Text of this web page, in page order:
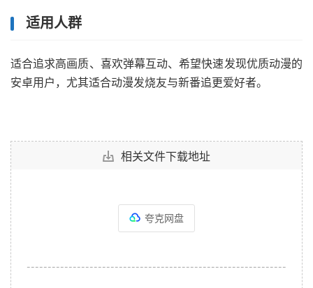
适用人群
适合追求高画质、喜欢弹幕互动、希望快速发现优质动漫的
安卓用户，尤其适合动漫发烧友与新番追更爱好者。
相关文件下载地址
夸克网盘
--------------------------------------------------------------